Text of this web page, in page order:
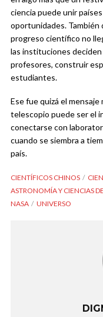
ciencia puede unir
oportunidades. También
progreso científico no
las instituciones
profesores, construir
estudiantes.
Ese fue quizá el
telescopio puede ser el
conectarse con
cuando se siembra a
país.
CIENTÍFICOS CHINOS
ASTRONOMÍA Y CIENCIAS
NASA
UNIVERSO